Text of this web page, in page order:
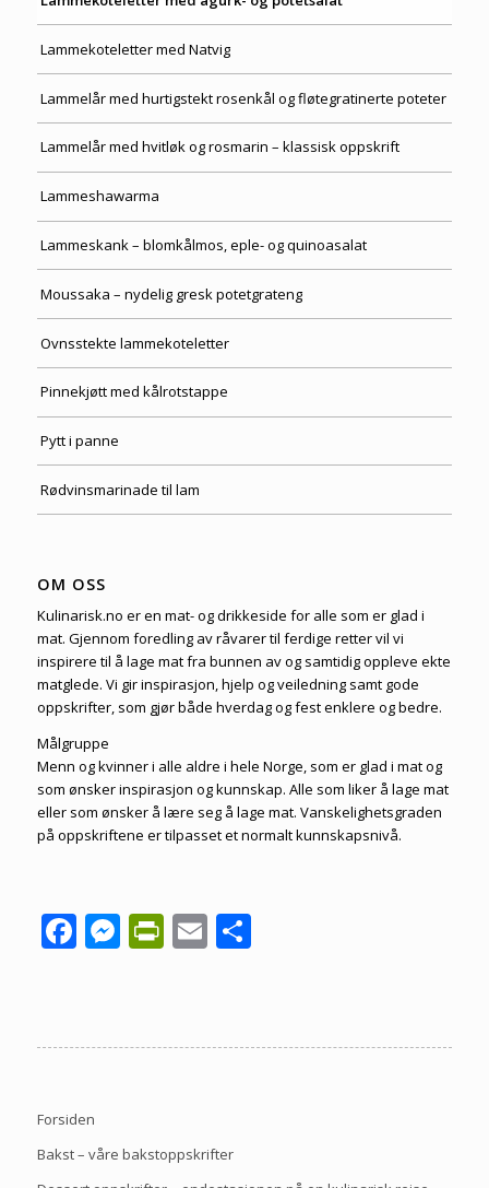
Lammekoteletter med Natvig
Lammelår med hurtigstekt rosenkål og fløtegratinerte poteter
Lammelår med hvitløk og rosmarin – klassisk oppskrift
Lammeshawarma
Lammeskank – blomkålmos, eple- og quinoasalat
Moussaka – nydelig gresk potetgrateng
Ovnsstekte lammekoteletter
Pinnekjøtt med kålrotstappe
Pytt i panne
Rødvinsmarinade til lam
OM OSS
Kulinarisk.no er en mat- og drikkeside for alle som er glad i
mat. Gjennom foredling av råvarer til ferdige retter vil vi
inspirere til å lage mat fra bunnen av og samtidig oppleve ekte
matglede. Vi gir inspirasjon, hjelp og veiledning samt gode
oppskrifter, som gjør både hverdag og fest enklere og bedre.
Målgruppe
Menn og kvinner i alle aldre i hele Norge, som er glad i mat og
som ønsker inspirasjon og kunnskap. Alle som liker å lage mat
eller som ønsker å lære seg å lage mat. Vanskelighetsgraden
på oppskriftene er tilpasset et normalt kunnskapsnivå.
Facebook
Messenger
PrintFriendly
EmailShare
Forsiden
Bakst – våre bakstoppskrifter